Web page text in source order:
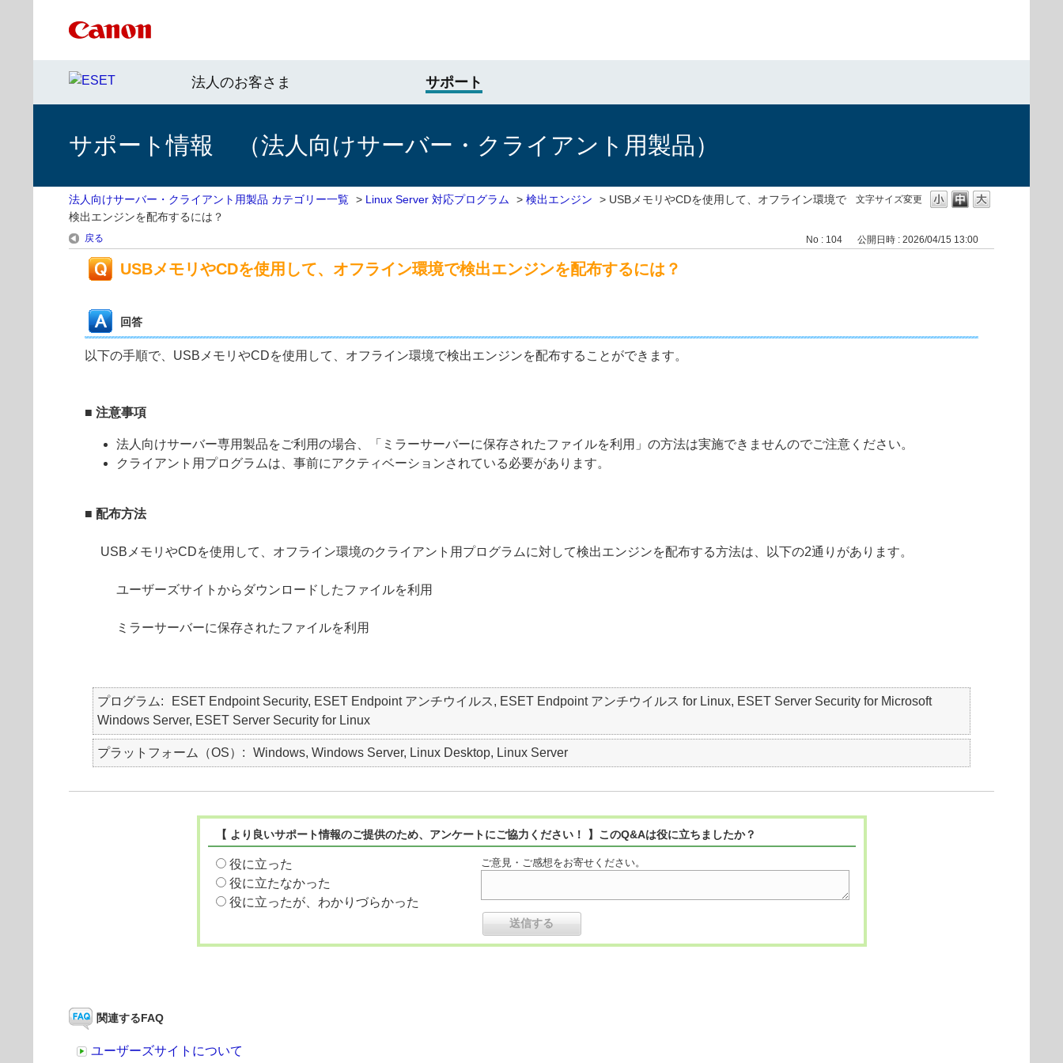
法人のお客さま サポート
サポート情報 （法人向けサーバー・クライアント用製品）
文字サイズ変更
法人向けサーバー・クライアント用製品 カテゴリー一覧 > Linux Server 対応プログラム > 検出エンジン > USBメモリやCDを使用して、オフライン環境で
検出エンジンを配布するには？
戻る No : 104 公開日時 : 2026/04/15 13:00
USBメモリやCDを使用して、オフライン環境で検出エンジンを配布するには？
回答
以下の手順で、USBメモリやCDを使用して、オフライン環境で検出エンジンを配布することができます。
■ 注意事項
法人向けサーバー専用製品をご利用の場合、「ミラーサーバーに保存されたファイルを利用」の方法は実施できませんのでご注意ください。
クライアント用プログラムは、事前にアクティベーションされている必要があります。
■ 配布方法
USBメモリやCDを使用して、オフライン環境のクライアント用プログラムに対して検出エンジンを配布する方法は、以下の2通りがあります。
ユーザーズサイトからダウンロードしたファイルを利用
ミラーサーバーに保存されたファイルを利用
プログラム
ESET Endpoint Security, ESET Endpoint アンチウイルス, ESET Endpoint アンチウイルス for Linux, ESET Server Security for Microsoft
Windows Server, ESET Server Security for Linux
プラットフォーム（OS） Windows, Windows Server, Linux Desktop, Linux Server
【 より良いサポート情報のご提供のため、アンケートにご協力ください！ 】このQ&Aは役に立ちましたか？
役に立った
役に立たなかった
役に立ったが、わかりづらかった
ご意見・ご感想をお寄せください。
関連するFAQ
ユーザーズサイトについて